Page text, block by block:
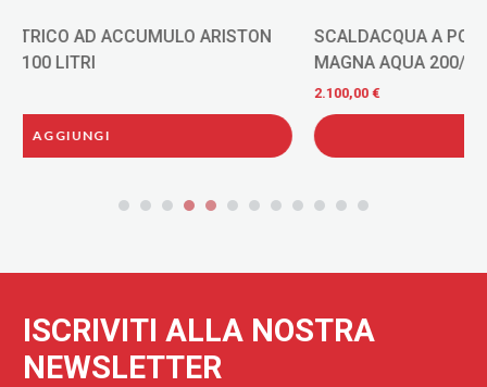
SCALDACQUA A POMPA DI CALORE SAUNIER DUVAL
MAGNA AQUA 200/3 C 0010026826
ISCRIVITI ALLA NOSTRA
NEWSLETTER